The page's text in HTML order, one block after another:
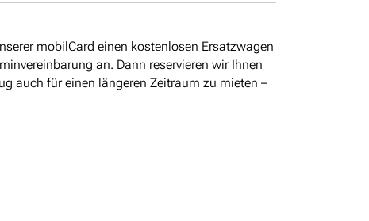
mobilCard einen kostenlosen Ersatzwagen
an. Dann reservieren wir Ihnen
auch für einen längeren Zeitraum zu mieten –